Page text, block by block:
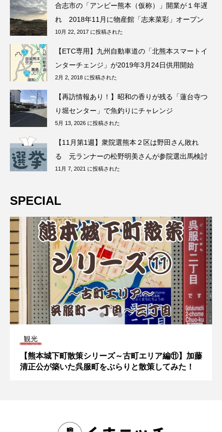
合志市の「アンビー熊本（仮称）」開業が１年遅
れ 2018年11月に物産館「志来菜彩」オープン
10月 22, 2017 に投稿された
【ETC専用】九州自動車道の「北熊本スマートイ
ンターチェンジ」が2019年3月24日供用開始
2月 2, 2018 に投稿された
【再訪情報あり！】昭和の香りが残る「蓮台寺つ
り堀センター」で魚釣りにチャレンジ
5月 13, 2026 に投稿された
【11月第1週】衆院選熊本２区は野田さん敗れ
る 元ランナーの松野明美さんが参院選出馬検討
11月 7, 2021 に投稿された
SPECIAL
観光
【熊本城下町散策シリーズ～古町エリア編⑪】加藤
清正公が築いた呉服町をぶらりと散策してみた！